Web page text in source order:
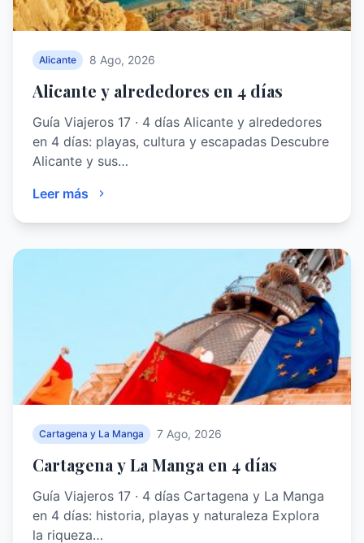
Alicante 8 Ago, 2026
Alicante y alrededores en 4 días
Guía Viajeros 17 · 4 días Alicante y alrededores
en 4 días: playas, cultura y escapadas Descubre
Alicante y sus…
Leer más
Cartagena y La Manga 7 Ago, 2026
Cartagena y La Manga en 4 días
Guía Viajeros 17 · 4 días Cartagena y La Manga
en 4 días: historia, playas y naturaleza Explora
la riqueza…